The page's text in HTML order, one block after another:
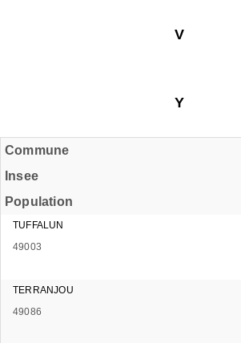
V
Y
Commune
Insee
Population
TUFFALUN
49003
TERRANJOU
49086